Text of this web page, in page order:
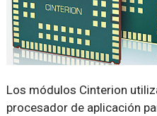
Los módulos Cinterion
procesador de aplicación